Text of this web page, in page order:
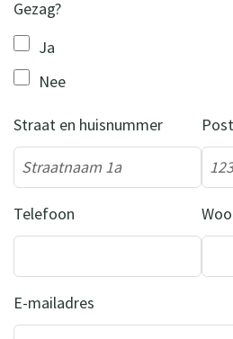
Gezag?
Ja
Nee
Straat en huisnummer
Telefoon
E-mailadres